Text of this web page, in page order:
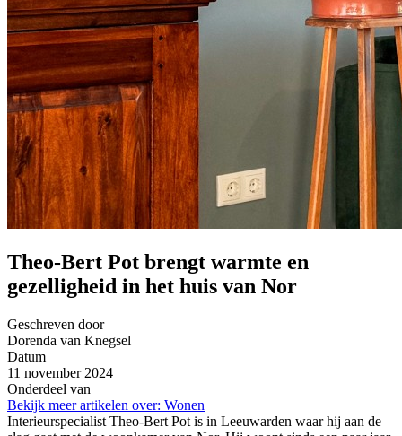
Theo-Bert Pot brengt warmte en
gezelligheid in het huis van Nor
Geschreven door
Dorenda van Knegsel
Datum
11 november 2024
Onderdeel van
Bekijk meer artikelen over: Wonen
Interieurspecialist Theo-Bert Pot is in Leeuwarden waar hij aan de